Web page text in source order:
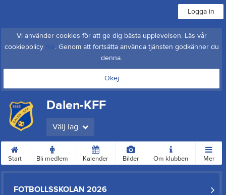
Logga in
Vi använder cookies för att ge dig bästa upplevelsen. Läs vår
cookiepolicy
. Genom att fortsätta använda tjänsten godkänner du
denna.
Okej
Dalen-KFF
Välj lag
Start Bli medlem Kalender Bilder Om klubben Mer
FOTBOLLSSKOLAN 2026